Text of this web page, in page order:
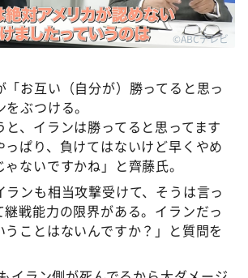
©ABCテレビ
「お互い（自分が）勝ってると思っ
ぶつける。
と、イランは勝ってると思ってます
ぱり、負けてはないけど早くやめ
ないですかね」と齊藤氏。
ランも相当攻撃受けて、そうは言っ
継戦能力の限界がある。イランだっ
うことはないんですか？」と質問を